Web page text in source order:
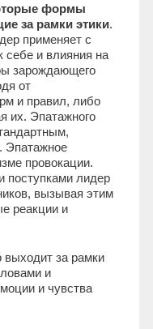
формы
за рамки этики.
применяет с
себе и влияния на
зарождающего
от
и правил, либо
их. Эпатажного
Эпатажное
провокации.
поступками лидер
вызывая этим
реакции и
выходит за рамки
и
и чувства